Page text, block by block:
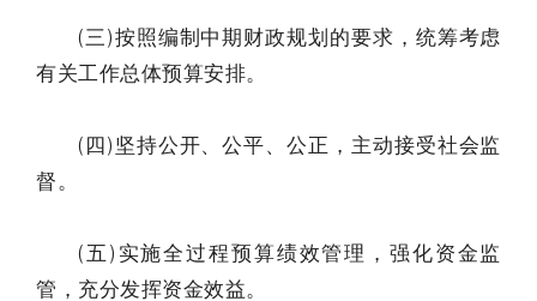
(三)按照编制中期财政规划的要求，统筹考虑
有关工作总体预算安排。
(四)坚持公开、公平、公正，主动接受社会监
督。
(五)实施全过程预算绩效管理，强化资金监
管，充分发挥资金效益。